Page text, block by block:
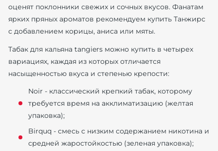
оценят поклонники свежих и сочных вкусов. Фанатам
ярких пряных ароматов рекомендуем купить Танжирс
с добавлением корицы, аниса или мяты.
Табак для кальяна tangiers можно купить в четырех
вариациях, каждая из которых отличается
насыщенностью вкуса и степенью крепости:
Noir - классический крепкий табак, которому
требуется время на акклиматизацию (желтая
упаковка);
Birquq - смесь с низким содержанием никотина и
средней жаростойкостью (зеленая упаковка);